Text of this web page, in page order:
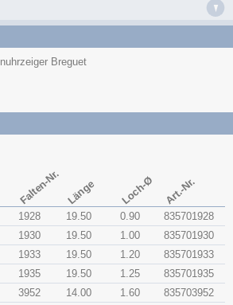
Breguet
Falten-Nr. Länge Loch-Ø Art.-Nr.
1928 19.50 0.90
835701928
1930 19.50 1.00
835701930
1933 19.50 1.20
835701933
1935 19.50 1.25
835701935
3952 14.00 1.60
835703952